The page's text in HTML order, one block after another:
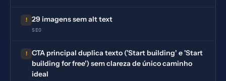
! 29 imagens sem alt text
SEO
!
CTA principal duplica texto ('Start building' e 'Start
building for free') sem clareza de único caminho
ideal